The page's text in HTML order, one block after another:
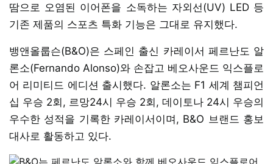
땀으로 오염된 이어폰을 소독하는 자외선(UV) LED 등
기존 제품의 스포츠 특화 기능은 그대로 유지했다.
뱅앤올룹슨(B&O)은 스페인 출신 카레이서 페르난도 알
론소(Fernando Alonso)와 손잡고 베오사운드 익스플로
어 리미티드 에디션 출시했다. 알론소는 F1 세계 챔피언
십 우승 2회, 르망24시 우승 2회, 데이토나 24시 우승의
우수한 성적을 기록한 카레이서이며, B&O 브랜드 홍보
대사로 활동하고 있다.